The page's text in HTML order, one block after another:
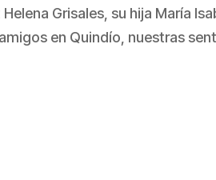
Grisales, su hija María
en Quindío, nuestras